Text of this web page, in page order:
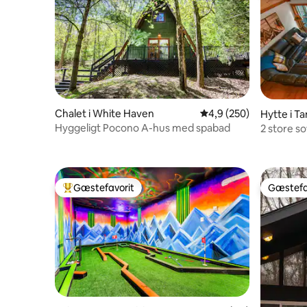
Chalet i White Haven 4,9 ud af 5 i
4,9 (250)
Hyggeligt Pocono A-hus med spabad
Hytte i
2 store
Bedste gæstefavorit
Gæstefavorit